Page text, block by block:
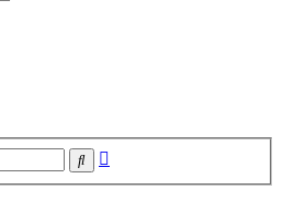
Suche